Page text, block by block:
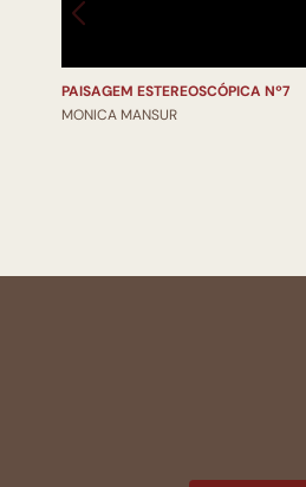
PAISAGEM ESTEREOSCÓPICA Nº7
MONICA MANSUR